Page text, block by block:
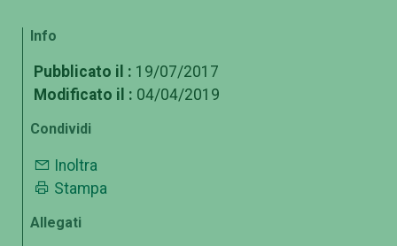
Info
Pubblicato il : 19/07/2017
Modificato il : 04/04/2019
Condividi
Inoltra
Stampa
Allegati